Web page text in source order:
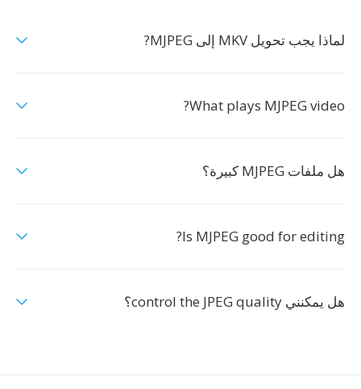
لماذا يجب تحويل MKV إلى MJPEG?
What plays MJPEG video?
هل ملفات MJPEG كبيرة؟
Is MJPEG good for editing?
هل يمكنني control the JPEG quality؟